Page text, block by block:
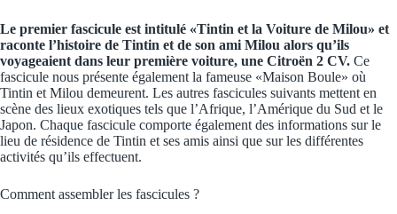
Le premier fascicule est intitulé «Tintin et la Voiture de Milou» et
raconte l’histoire de Tintin et de son ami Milou alors qu’ils
voyageaient dans leur première voiture, une Citroën 2 CV. Ce
fascicule nous présente également la fameuse «Maison Boule» où
Tintin et Milou demeurent. Les autres fascicules suivants mettent en
scène des lieux exotiques tels que l’Afrique, l’Amérique du Sud et le
Japon. Chaque fascicule comporte également des informations sur le
lieu de résidence de Tintin et ses amis ainsi que sur les différentes
activités qu’ils effectuent.
Comment assembler les fascicules ?